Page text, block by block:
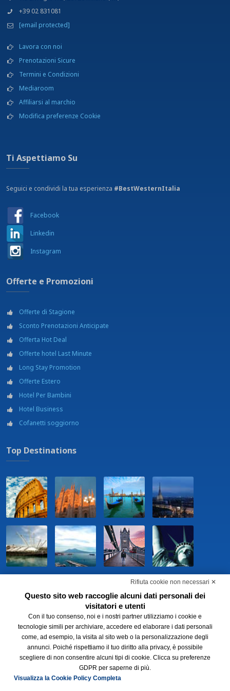
+39 02 831081
[email protected]
Lavora con noi
Prenotazioni Sicure
Termini e Condizioni
Mediaroom
Affiliarsi al marchio
Modifica preferenze Cookie
Ti Aspettiamo Su
Seguici e condividi la tua esperienza #BestWesternItalia
Facebook
Linkedin
Instagram
Offerte e Promozioni
Offerte di Stagione
Sconto Prenotazioni Anticipate
Offerta Hot Deal
Offerte hotel Last Minute
Long Stay Promotion
Offerte Estero
Hotel Per Bambini
Hotel Business
Cofanetti soggiorno
Top Destinations
Rifiuta cookie non necessari ✕
Questo sito web raccoglie alcuni dati personali dei
visitatori e utenti
Con il tuo consenso, noi e i nostri partner utilizziamo i cookie e
tecnologie simili per archiviare, accedere ed elaborare i dati personali
come, ad esempio, la visita al sito web o la personalizzazione degli
annunci. Poiché rispettiamo il tuo diritto alla privacy, è possibile
scegliere di non consentire alcuni tipi di cookie. Clicca su preferenze
GDPR per saperne di più.
Visualizza la Cookie Policy Completa